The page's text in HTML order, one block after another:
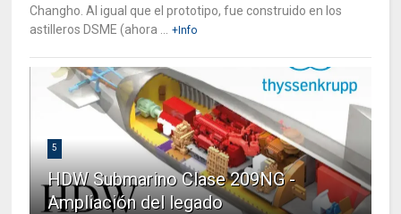
Changho. Al igual que el prototipo, fue construido en los
astilleros DSME (ahora ...
+Info
5
HDW Submarino Clase 209NG -
Ampliación del legado